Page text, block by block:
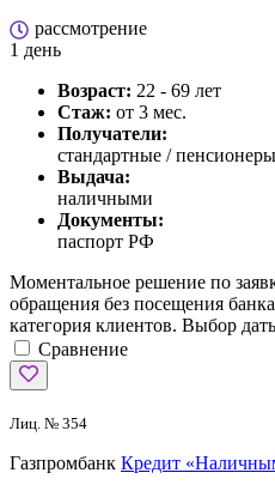
рассмотрение
1 день
Возраст: 22 - 69 лет
Стаж: от 3 мес.
Получатели:
стандартные / пенсионеры
Выдача:
наличными
Документы:
паспорт РФ
Моментальное решение по
обращения без посещения
категория клиентов. Выбор
Сравнение
Лиц. № 354
Газпромбанк Кредит